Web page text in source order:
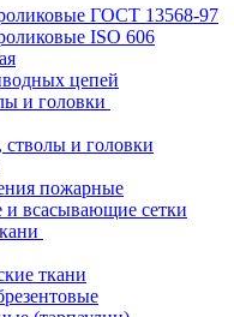
ГОСТ 13568-97
ISO 606
цепей
и головки
и головки
пожарные
всасывающие сетки
ткани